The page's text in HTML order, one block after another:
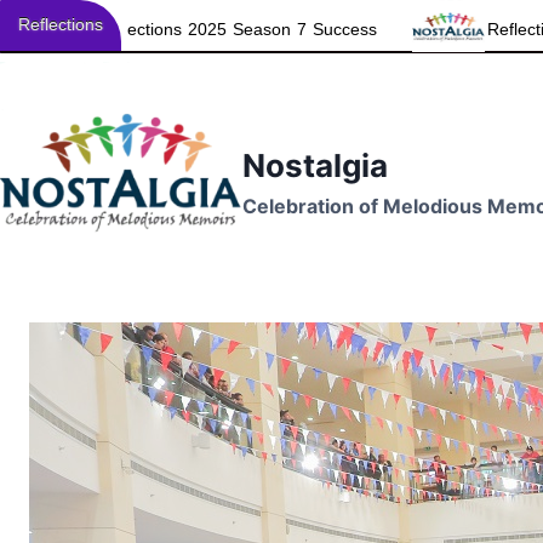
Reflections
2025 Season 7 Success Reflections 2025 in News
content
Nostalgia
Celebration of Melodious